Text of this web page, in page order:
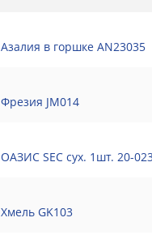
Азалия в горшке AN23035
Фрезия JM014
ОАЗИС SEC сух. 1шт. 20-
Хмель GK103